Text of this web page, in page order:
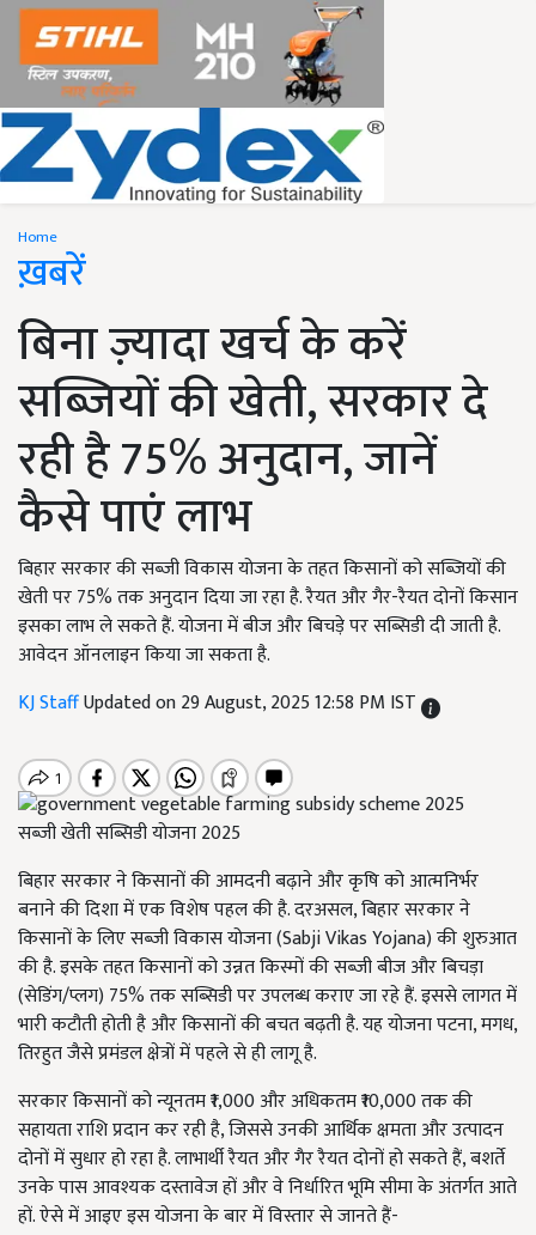
Home
ख़बरें
बिना ज़्यादा खर्च के करें
सब्जियों की खेती, सरकार दे
रही है 75% अनुदान, जानें
कैसे पाएं लाभ
बिहार सरकार की सब्जी विकास योजना के तहत किसानों को सब्जियों की
खेती पर 75% तक अनुदान दिया जा रहा है. रैयत और गैर-रैयत दोनों किसान
इसका लाभ ले सकते हैं. योजना में बीज और बिचड़े पर सब्सिडी दी जाती है.
आवेदन ऑनलाइन किया जा सकता है.
KJ StaffUpdated on 29 August, 2025 12:58 PM IST
सब्जी खेती सब्सिडी योजना 2025
बिहार सरकार ने किसानों की आमदनी बढ़ाने और कृषि को आत्मनिर्भर
बनाने की दिशा में एक विशेष पहल की है. दरअसल, बिहार सरकार ने
किसानों के लिए सब्जी विकास योजना (Sabji Vikas Yojana) की शुरुआत
की है. इसके तहत किसानों को उन्नत किस्मों की सब्जी बीज और बिचड़ा
(सेडिंग/प्लग) 75% तक सब्सिडी पर उपलब्ध कराए जा रहे हैं. इससे लागत में
भारी कटौती होती है और किसानों की बचत बढ़ती है. यह योजना पटना, मगध,
तिरहुत जैसे प्रमंडल क्षेत्रों में पहले से ही लागू है.
सरकार किसानों को न्यूनतम ₹1,000 और अधिकतम ₹10,000 तक की
सहायता राशि प्रदान कर रही है, जिससे उनकी आर्थिक क्षमता और उत्पादन
दोनों में सुधार हो रहा है. लाभार्थी रैयत और गैर रैयत दोनों हो सकते हैं, बशर्ते
उनके पास आवश्यक दस्तावेज हों और वे निर्धारित भूमि सीमा के अंतर्गत आते
हों. ऐसे में आइए इस योजना के बार में विस्तार से जानते हैं-